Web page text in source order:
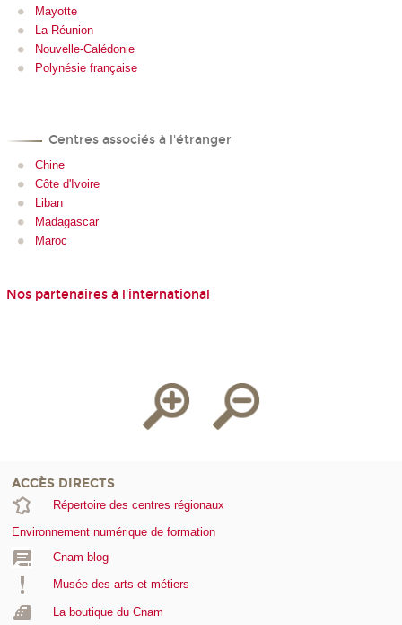
Mayotte
La Réunion
Nouvelle-Calédonie
Polynésie française
Centres associés à l'étranger
Chine
Côte d'Ivoire
Liban
Madagascar
Maroc
Nos partenaires à l'international
ACCÈS DIRECTS
Répertoire des centres régionaux
Environnement numérique de formation
Cnam blog
Musée des arts et métiers
La boutique du Cnam